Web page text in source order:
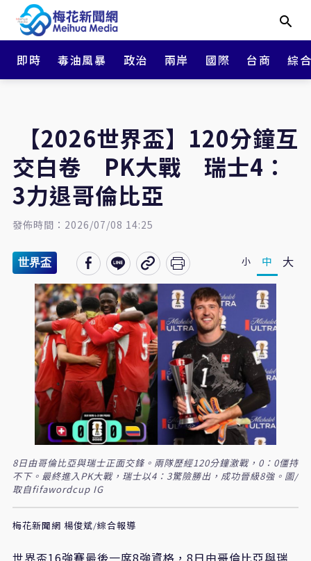
即時 毒油風暴 政治 兩岸 國際 台商 綜
【2026世界盃】120分鐘互
交白卷 PK大戰 瑞士4：
3力退哥倫比亞
發佈時間：2026/07/08 14:25
世界盃 小 中 大
8日由哥倫比亞與瑞士正面交鋒。兩隊歷經120分鐘激戰，0：0僵持
不下。最終進入PK大戰，瑞士以4：3驚險勝出，成功晉級8強。圖/
取自fifawordcup IG
梅花新聞網 楊俊斌/綜合報導
世界盃16強賽最後一席8強資格，8日由哥倫比亞與瑞